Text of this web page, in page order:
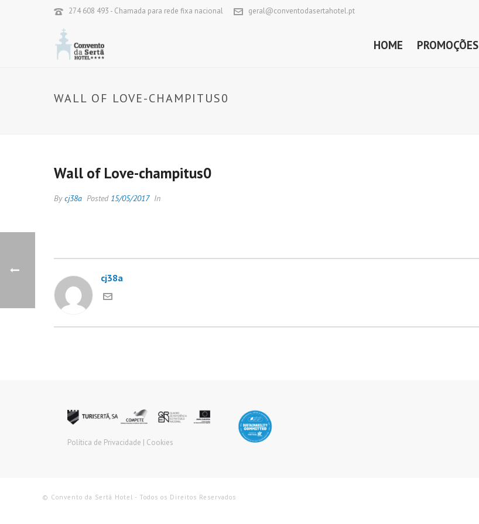
274 608 493 - Chamada para rede fixa nacional geral@conventodasertahotel.pt
HOME PROMOÇÕES
WALL OF LOVE-CHAMPITUS0
Wall of Love-champitus0
Bycj38a Posted 15/05/2017 In
cj38a
Política de Privacidade | Cookies
© Convento da Sertã Hotel - Todos os Direitos Reservados